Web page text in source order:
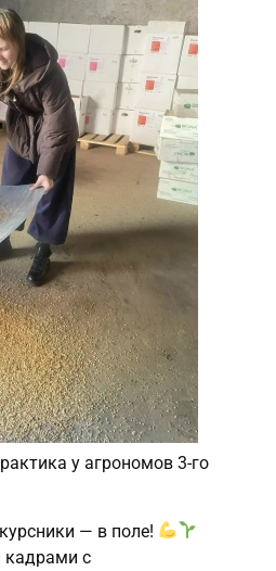
у агрономов 3‑го
— в поле!
кадрами с